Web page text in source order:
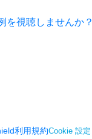
を視聴しませんか？
利用規約Cookie 設定